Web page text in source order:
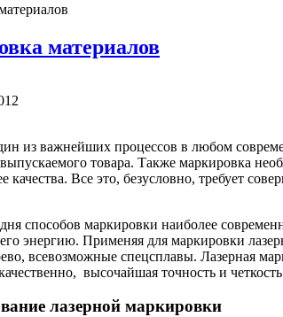
материалов
из важнейших процессов в любом
выпускаемого товара. Также маркировка
качества. Все это, безусловно, требует
способов маркировки наиболее
энергию. Применяя для маркировки
всевозможные спецсплавы. Лазерная
высочайшая точность и
лазерной маркировки